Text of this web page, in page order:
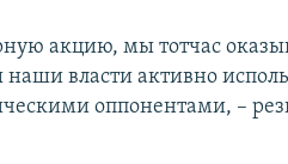
акцию, мы тотчас
власти активно
оппонентами, –